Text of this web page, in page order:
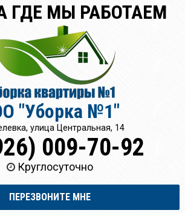
ГДЕ МЫ РАБОТАЕМ
"Уборка №1"
улица Центральная, 14
009-70-92
Круглосуточно
ПЕРЕЗВОНИТЕ МНЕ